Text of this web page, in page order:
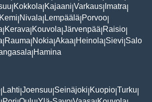
Kokkola Kajaani Varkaus Imatra
Kemi Nivala Lempäälä Porvoo
Kerava Kouvola Järvenpää Raisio
Rauma Nokia Akaa Heinola Sievi Salo
Hamina
Lahti Joensuu Seinäjoki Kuopio Turku